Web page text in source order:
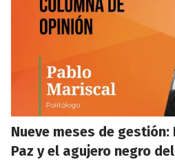
Nueve meses de gestión:
Paz y el agujero negro del